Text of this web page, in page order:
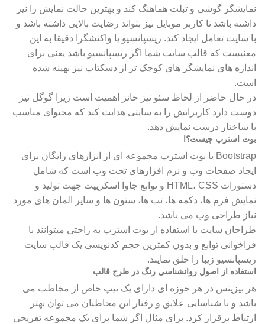
نمایشگر گوشی و تبلت هماهنگ کند و بهترین حالت نمایش را نیز
داشته باشد تا کاربر موبایل نیز بتواند رضایت بالایی داشته باشد و
با سایت تعامل ایجاد کند. ریسپانسیو یا واکنشگرا دقیقا به این
معنیست که قالب سایت شما اگر ریسپانسیو باشد یعنی برای
اندازه های نمایشگر های کوچک تر از دسکتاپ نیز بهینه شده
است.
در حال حاضر از لحاظ سئو نیز حائز اهمیت است زیرا گوگل نیز
دوست دارد کاربرانش را به سایتی هدایت کند که محتوای مناسب
با ساختار درست نمایش دهد.
بوت استرپ چیست؟ا
Bootstrap یا بوت استرپ مجموعه ای از ابزارهای رایگان برای
ایجاد صفحات وب و نرم افزارهای تحت وب است که شامل
دستورات HTML، CSS و توابع جاوا اسکریپت جهت تولید و
نمایش فرم ها، دکمه ها، تب ها، ستون ها و سایر المان های مورد
نیاز طراحی وب می باشد.
طراحان سایت با استفاده از بوت استرپ به راحتی میتوانند با
فراخوانی توابع و بدون کمترین حجم کدنویسی یک قالب سایت
ریسپانسیو زیبا را خلق نمایند.
استفاده از اصول روانشناسی رنگ در طرح قالب
هر بیزینس در هر حوزه ای دارای یک تیپ خاص از مخاطب می
باشد و با شناسایی علایق و رفتار این مخاطبان می توان بهتر
ارتباط برقرار کرد. برای مثال اگر شما برای یک مجموعه تفریحی